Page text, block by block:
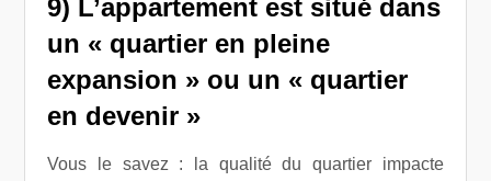
9) L’appartement est situé dans
un « quartier en pleine
expansion » ou un « quartier
en devenir »
Vous le savez : la qualité du quartier impacte